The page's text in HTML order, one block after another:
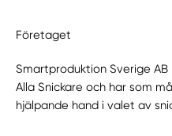
Företaget
Smartproduktion Sverige
Alla Snickare och har som
hjälpande hand i valet av